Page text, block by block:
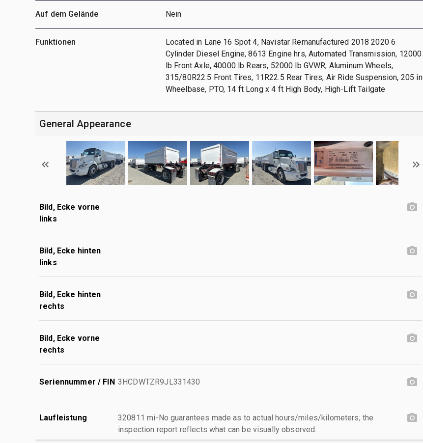
Auf dem Gelände Nein
Funktionen
Located in Lane 16 Spot 4, Navistar Remanufactured 2018 2020 6
Cylinder Diesel Engine, 8613 Engine hrs, Automated Transmission, 12000
lb Front Axle, 40000 lb Rears, 52000 lb GVWR, Aluminum Wheels,
315/80R22.5 Front Tires, 11R22.5 Rear Tires, Air Ride Suspension, 205 in
Wheelbase, PTO, 14 ft Long x 4 ft High Body, High-Lift Tailgate
General Appearance
Bild, Ecke vorne
links
Bild, Ecke hinten
links
Bild, Ecke hinten
rechts
Bild, Ecke vorne
rechts
Seriennummer / FIN 3HCDWTZR9JL331430
Laufleistung
320811 mi-No guarantees made as to actual hours/miles/kilometers; the
inspection report reflects what can be visually observed.